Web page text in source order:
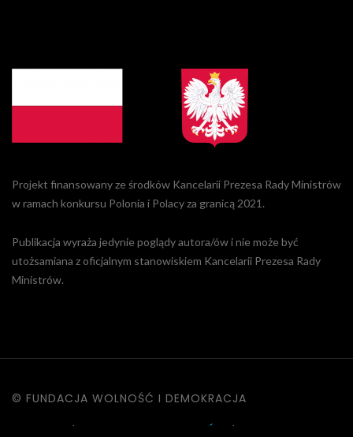
Projekt finansowany ze środków Kancelarii Prezesa Rady Ministrów
w ramach konkursu Polonia i Polacy za granicą 2021.
Publikacja wyraża jedynie poglądy autora/ów i nie może być
utożsamiana z oficjalnym stanowiskiem Kancelarii Prezesa Rady
Ministrów.
© FUNDACJA WOLNOŚĆ I DEMOKRACJA
| POLITYKA PRYWATNOŚCI |